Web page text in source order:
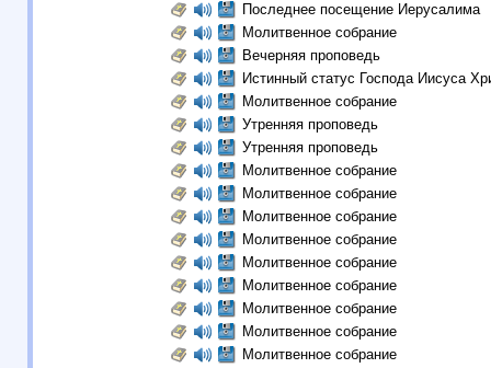
Последнее посещение Иерусалима
Молитвенное собрание
Вечерняя проповедь
Истинный статус Господа Иисуса
Молитвенное собрание
Утренняя проповедь
Утренняя проповедь
Молитвенное собрание
Молитвенное собрание
Молитвенное собрание
Молитвенное собрание
Молитвенное собрание
Молитвенное собрание
Молитвенное собрание
Молитвенное собрание
Молитвенное собрание